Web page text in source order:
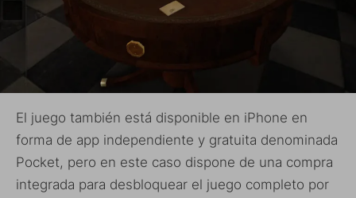
El juego también está disponible en iPhone en
forma de app independiente y gratuita denominada
Pocket, pero en este caso dispone de una compra
integrada para desbloquear el juego completo por